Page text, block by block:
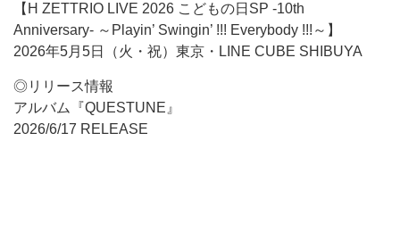
【H ZETTRIO LIVE 2026 こどもの日SP -10th
Anniversary- ～Playin’ Swingin’ !!! Everybody !!!～】
2026年5月5日（火・祝）東京・LINE CUBE SHIBUYA
◎リリース情報
アルバム『QUESTUNE』
2026/6/17 RELEASE